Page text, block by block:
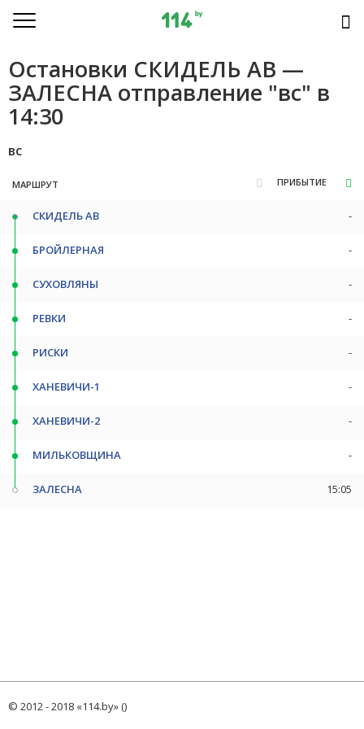
Остановки СКИДЕЛЬ АВ —
ЗАЛЕСНА отправление "вс" в
14:30
вс
МАРШРУТ ПРИБЫТИЕ
СКИДЕЛЬ АВ -
БРОЙЛЕРНАЯ -
СУХОВЛЯНЫ -
РЕВКИ -
РИСКИ -
ХАНЕВИЧИ-1 -
ХАНЕВИЧИ-2 -
МИЛЬКОВЩИНА -
ЗАЛЕСНА 15:05
© 2012 - 2018 «114.by» ()